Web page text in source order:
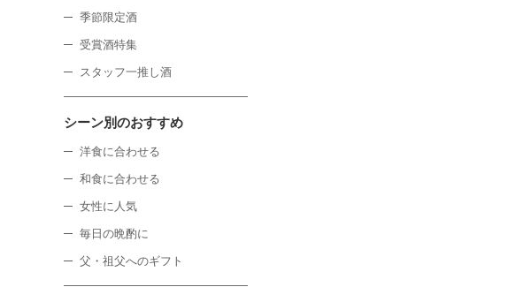
季節限定酒
受賞酒特集
スタッフ一推し酒
シーン別のおすすめ
洋食に合わせる
和食に合わせる
女性に人気
毎日の晩酌に
父・祖父へのギフト